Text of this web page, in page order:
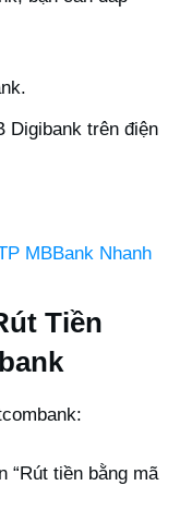
Digibank trên điện
MBBank Nhanh
Tiền
“Rút tiền bằng mã